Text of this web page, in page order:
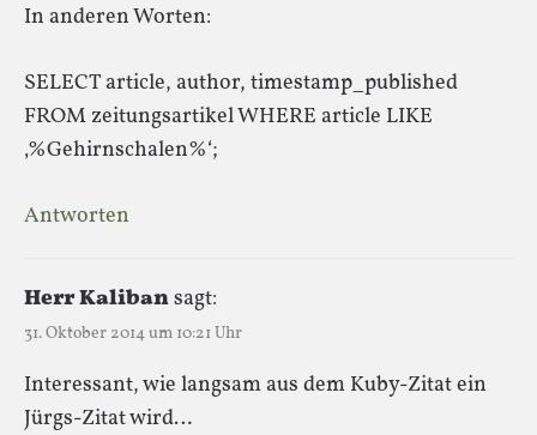
In anderen Worten:
SELECT article, author, timestamp_published
FROM zeitungsartikel WHERE article LIKE
‚%Gehirnschalen%‘;
Antworten
Herr Kalibansagt:
31. Oktober 2014 um 10:21 Uhr
Interessant, wie langsam aus dem Kuby-Zitat ein
Jürgs-Zitat wird…